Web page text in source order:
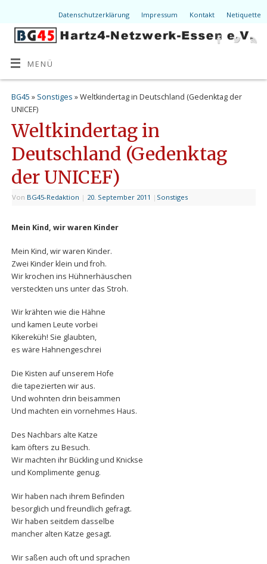
Datenschutzerklärung Impressum Kontakt Netiquette
MENÜ
BG45 » Sonstiges » Weltkindertag in Deutschland (Gedenktag der
UNICEF)
Weltkindertag in
Deutschland (Gedenktag
der UNICEF)
Von BG45-Redaktion | 20. September 2011 | Sonstiges
Mein Kind, wir waren Kinder
Mein Kind, wir waren Kinder.
Zwei Kinder klein und froh.
Wir krochen ins Hühnerhäuschen
versteckten uns unter das Stroh.
Wir krähten wie die Hähne
und kamen Leute vorbei
Kikereküh! Sie glaubten,
es wäre Hahnengeschrei
Die Kisten auf unserem Hofe
die tapezierten wir aus.
Und wohnten drin beisammen
Und machten ein vornehmes Haus.
Des Nachbars alte Katze
kam öfters zu Besuch.
Wir machten ihr Bückling und Knickse
und Komplimente genug.
Wir haben nach ihrem Befinden
besorglich und freundlich gefragt.
Wir haben seitdem dasselbe
mancher alten Katze gesagt.
Wir saßen auch oft und sprachen